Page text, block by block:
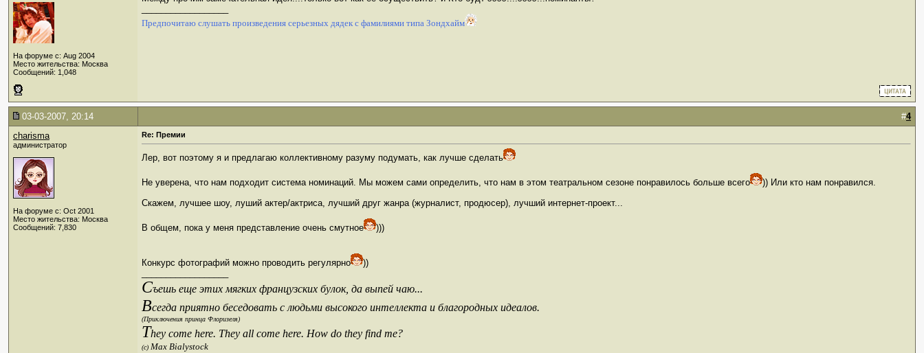
На форуме с: Aug 2004
Место жительства: Москва
Сообщений: 1,048
Предпочитаю слушать произведения серьезных дядек с фамилиями типа Зондхайм
03-03-2007, 20:14 #4
charisma
администратор
На форуме с: Oct 2001
Место жительства: Москва
Сообщений: 7,830
Re: Премии
Лер, вот поэтому я и предлагаю коллективному разуму подумать, как лучше сделать
Не уверена, что нам подходит система номинаций. Мы можем сами определить, что нам в этом театральном сезоне понравилось больше всего
)) Или кто нам понравился.
Скажем, лучшее шоу, луший актер/актриса, лучший друг жанра (журналист, продюсер), лучший интернет-проект...
В общем, пока у меня представление очень смутное )))
Конкурс фотографий можно проводить регулярно
))
Съешь еще этих мягких французских булок, да выпей чаю...
Всегда приятно беседовать с людьми высокого интеллекта и благородных идеалов.
(Приключения принца Флоризеля)
They come here. They all come here. How do they find me?
(c) Max Bialystock